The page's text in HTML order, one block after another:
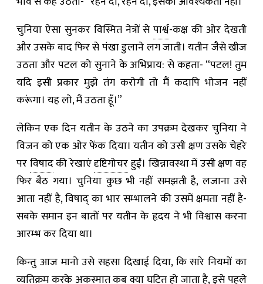
चुनिया ऐसा सुनकर विस्मित नेत्रों सेपार्श्व-कक्ष की ओर देखती
और उसके बाद फिर से पंखा डुलाने लग जाती। यतीन जैसे खीज
उठता और पटल को सुनाने के अभिप्राय: से कहता- “पटल! तुम
यदि इसी प्रकार मुझे तंग करोगी तो मैं कदापि भोजन नहीं
करूंगा। यह लो, मैं उठता हूँ।”
लेकिन एक दिन यतीन के उठने का उपक्रम देखकर चुनिया ने
विजन को एक ओर फेंक दिया। यतीन को उसी क्षण उसके चेहरे
परविषादकी रेखाएंदृष्टिगोचरहुईं। खिन्नावस्था में उसी क्षण वह
फिर बैठ गया। चुनिया कुछ भी नहीं समझती है, लजाना उसे
आता नहीं है, विषाद् का भार सम्भालने की उसमें क्षमता नहीं है-
सबके समान इन बातों पर यतीन के हृदय ने भी विश्वास करना
आरम्भ कर दिया था।
किन्तु आज मानो उसे सहसा दिखाई दिया, कि सारे नियमों का
व्यतिक्रम करके अकस्मात कब क्या घटित हो जाता है, इसे पहले